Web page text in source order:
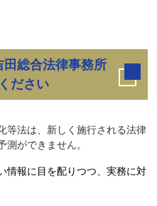
総合法律事務所
ださい
等法は、新しく施行される法律
測ができません。
情報に目を配りつつ、実務に対